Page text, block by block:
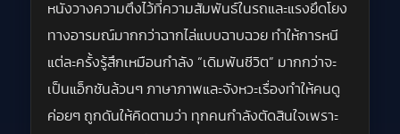
หนังวางความตึงไว้ที่ความสัมพันธ์ในรถและแรงยึดโยง
ทางอารมณ์มากกว่าฉากไล่แบบฉาบฉวย ทำให้การหนี
แต่ละครั้งรู้สึกเหมือนกำลัง “เดิมพันชีวิต” มากกว่าจะ
เป็นแอ็กชันล้วนๆ ภาษาภาพและจังหวะเรื่องทำให้คนดู
ค่อยๆ ถูกดันให้คิดตามว่า ทุกคนกำลังตัดสินใจเพราะ